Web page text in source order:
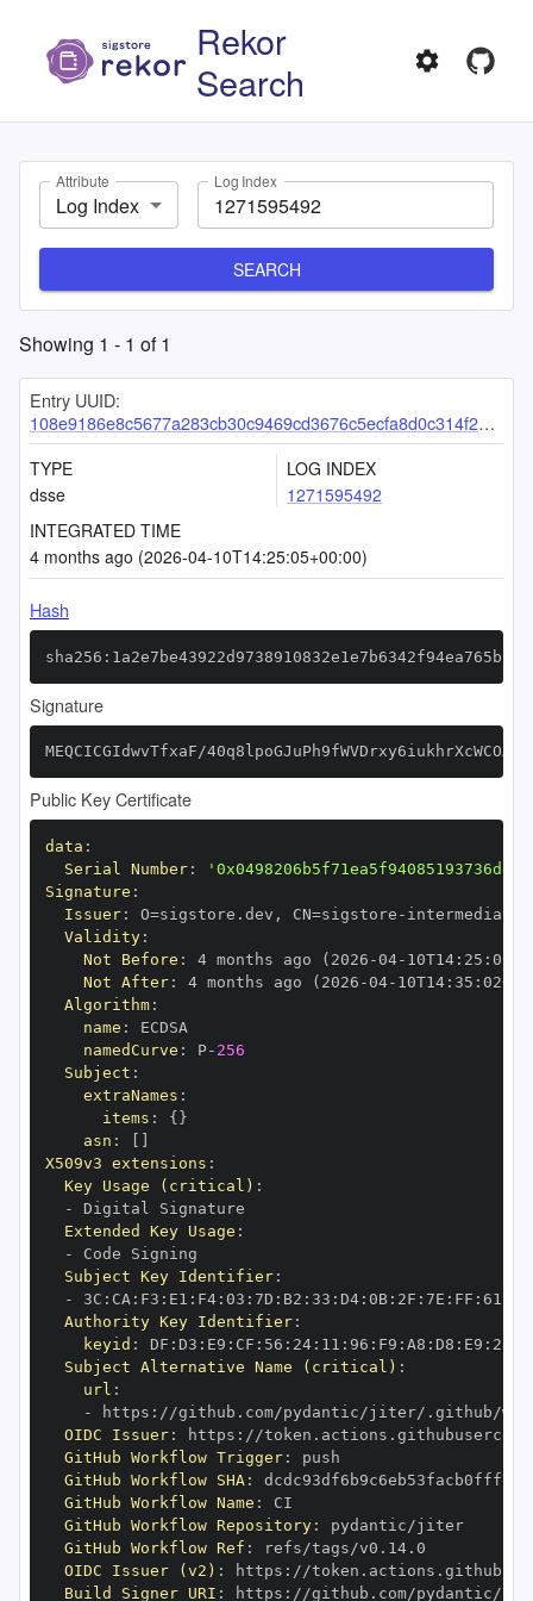
Rekor
Search
Attribute
Log Index
Log Index
SEARCH
Showing 1 - 1 of1
Entry UUID:
108e9186e8c5677a283cb30c9469cd3676c5ecfa8d0c314f29182f2178e9cd597fda00bf91e1fb87
TYPE
dsse
LOG INDEX
1271595492
INTEGRATED TIME
4 months ago (2026-04-10T14:25:05+00:00)
Hash
Signature
MEQCICGIdwvTfxaF/
Public Key Certificate
data :
Serial Number:
Signature :
Issuer: O=sigstore.dev , CN=sigstore -
Validity:
Not Before : 4 months ago (2026 -04- 10T14: 25 :
Not After: 4 months ago (2026 -04- 10T14: 35 : 02+00
Algorithm:
name :
namedCurve : P- 256
Subject :
extraNames :
items : { }
asn :
X509v3 extensions :
Key Usage (critical) :
-
Extended Key Usage :
-
Subject Key Identifier:
-
3C : CA : F3 : E1 : F4: 03 : 7D : B2 : 33 : D4: 0B: 2F : 7E : FF : 61
Authority Key Identifier:
keyid : DF : D3 : E9 : CF : 56 : 24: 11 : 96 : F9 : A8 : D8 : E9 : 28
Subject Alternative Name (critical) :
url :
-
https :
OIDC Issuer: https :
GitHub Workflow Trigger:
GitHub Workflow SHA:
GitHub Workflow Name :
GitHub Workflow Repository:
pydantic/jiter
GitHub Workflow Ref :
OIDC Issuer (v2) : https :
Build Signer URI : https :